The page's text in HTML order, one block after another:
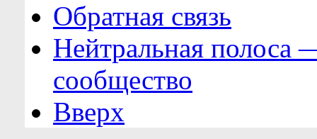
Обратная связь
Нейтральная полоса
сообщество
Вверх